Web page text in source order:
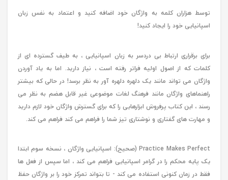
توسط هزاران کلمه به واژگان خود اضافه کنید و اعتماد به نفس زبان
اسپانیایی خود را ایجاد کنید!
برای برقراری ارتباط بی دردسر به زبان اسپانیایی ، به طیف گسترده ای از
کلمات که از اصول اولیه فراتر رفته است ، نیاز دارید. اما به یاد آوردن
واژگان می تواند مانند یک دلهره دلهره آور به نظر برسد! در حالی که بیشتر
راهنماهای واژگان مانند فرهنگ لغات موضوعی غیر قابل هضم به نظر می
رسند ، این کتاب پرفروش ابزارهایی را که برای گسترش واژگان خود لازم دارید
و مهارت های گفتاری و نوشتاری تیز شما را فراهم می کند فراهم می کند.
Practice Makes Perfect (صحیح): اسپانیایی واژگان ، نسخه سوم ابتدا
یک پایه محکم را در گرامر اسپانیایی فراهم می کند ، اما سپس از فعل ها
فقط در زمان کنونی استفاده می کند - تا بتواند تمرکز خود را بر واژگان حفظ